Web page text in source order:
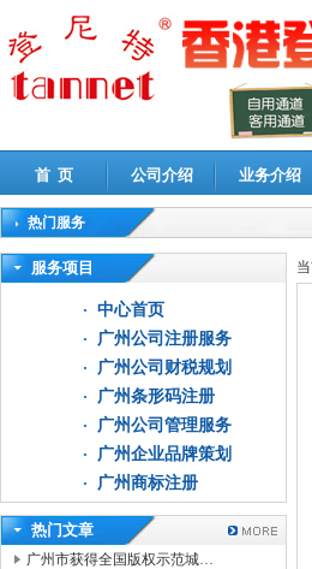
首 页 公司介绍 业务介绍
热门服务
高新技术企业认定审计|企业所得税汇算清缴
服务项目
中心首页
广州公司注册服务
广州公司财税规划
广州条形码注册
广州公司管理服务
广州企业品牌策划
广州商标注册
热门文章
广州市获得全国版权示范城…